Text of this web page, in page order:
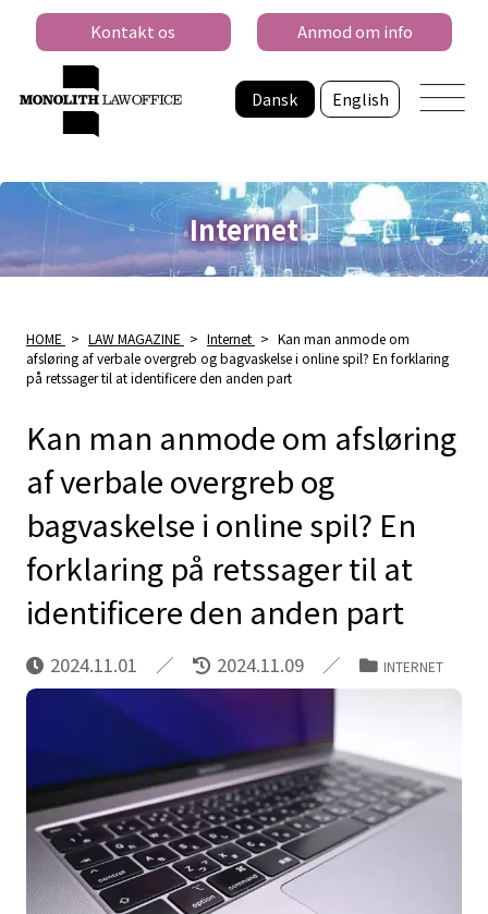
Dansk English
Kontakt os Anmod om info
Internet
HOME > LAW MAGAZINE > Internet > Kan man anmode om
afsløring af verbale overgreb og bagvaskelse i online spil? En forklaring
på retssager til at identificere den anden part
Kan man anmode om afsløring
af verbale overgreb og
bagvaskelse i online spil? En
forklaring på retssager til at
identificere den anden part
2024.11.01 2024.11.09 INTERNET